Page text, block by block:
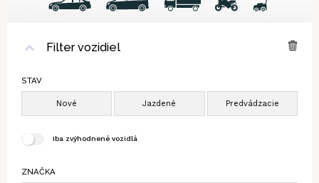
Filter vozidiel
STAV
Iba zvýhodnené vozidlá
ZNAČKA